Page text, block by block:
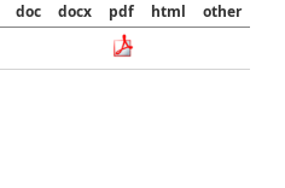
doc docx pdf html
other